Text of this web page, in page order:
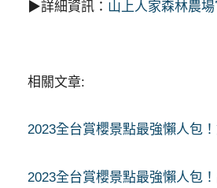
▶︎詳細資訊： 山上人家森林農場
相關文章:
2023全台賞櫻景點最強懶人包
2023全台賞櫻景點最強懶人包